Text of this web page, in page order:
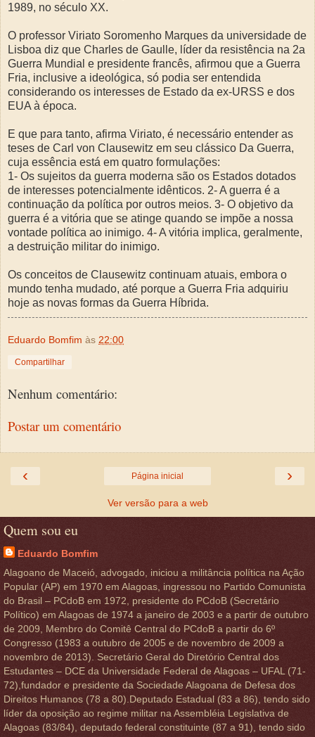
1989, no século XX.
O professor Viriato Soromenho Marques da universidade de
Lisboa diz que Charles de Gaulle, líder da resistência na 2a
Guerra Mundial e presidente francês, afirmou que a Guerra
Fria, inclusive a ideológica, só podia ser entendida
considerando os interesses de Estado da ex-URSS e dos
EUA à época.
E que para tanto, afirma Viriato, é necessário entender as
teses de Carl von Clausewitz em seu clássico Da Guerra,
cuja essência está em quatro formulações:
1- Os sujeitos da guerra moderna são os Estados dotados
de interesses potencialmente idênticos. 2- A guerra é a
continuação da política por outros meios. 3- O objetivo da
guerra é a vitória que se atinge quando se impõe a nossa
vontade política ao inimigo. 4- A vitória implica, geralmente,
a destruição militar do inimigo.
Os conceitos de Clausewitz continuam atuais, embora o
mundo tenha mudado, até porque a Guerra Fria adquiriu
hoje as novas formas da Guerra Híbrida.
Eduardo Bomfim às 22:00
Compartilhar
Nenhum comentário:
Postar um comentário
‹ ›
Página inicial
Ver versão para a web
Quem sou eu
Eduardo Bomfim
Alagoano de Maceió, advogado, iniciou a militância política na Ação
Popular (AP) em 1970 em Alagoas, ingressou no Partido Comunista
do Brasil – PCdoB em 1972, presidente do PCdoB (Secretário
Político) em Alagoas de 1974 a janeiro de 2003 e a partir de outubro
de 2009, Membro do Comitê Central do PCdoB a partir do 6º
Congresso (1983 a outubro de 2005 e de novembro de 2009 a
novembro de 2013). Secretário Geral do Diretório Central dos
Estudantes – DCE da Universidade Federal de Alagoas – UFAL (71-
72),fundador e presidente da Sociedade Alagoana de Defesa dos
Direitos Humanos (78 a 80).Deputado Estadual (83 a 86), tendo sido
líder da oposição ao regime militar na Assembléia Legislativa de
Alagoas (83/84), deputado federal constituinte (87 a 91), tendo sido